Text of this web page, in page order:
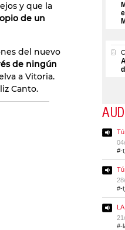
y que la
de un
del nuevo
de ningún
a Vitoria.
Canto.
#-
#-
#-